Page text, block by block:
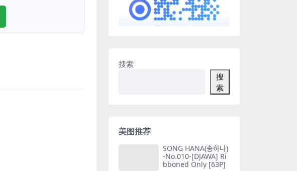
搜索
搜
索
美图推荐
SONG HANA(송하나)
-No.010-[DJAWA] Ri
bboned Only [63P]